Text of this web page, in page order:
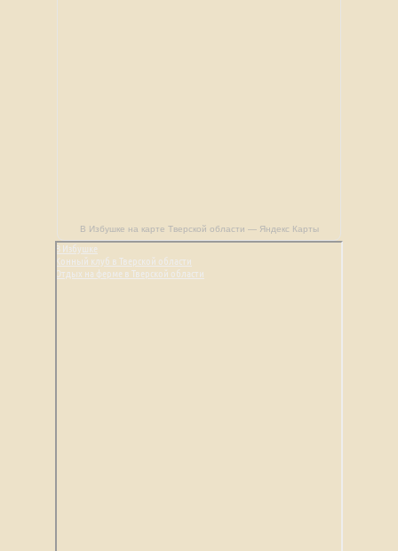
В Избушке на карте Тверской области — Яндекс Карты
В Избушке
Конный клуб в Тверской области
Отдых на ферме в Тверской области